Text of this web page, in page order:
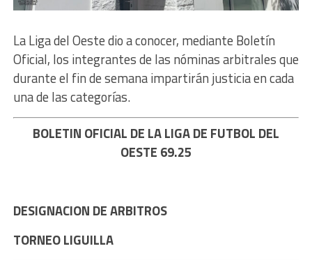
La Liga del Oeste dio a conocer, mediante Boletín
Oficial, los integrantes de las nóminas arbitrales que
durante el fin de semana impartirán justicia en cada
una de las categorías.
BOLETIN OFICIAL DE LA LIGA DE FUTBOL DEL
OESTE 69.25
DESIGNACION DE ARBITROS
TORNEO LIGUILLA